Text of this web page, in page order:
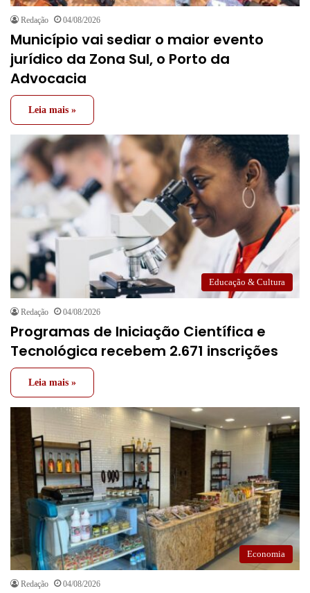
Redação 04/08/2026
Município vai sediar o maior evento
jurídico da Zona Sul, o Porto da
Advocacia
Leia mais »
Educação & Cultura
Redação 04/08/2026
Programas de Iniciação Científica e
Tecnológica recebem 2.671 inscrições
Leia mais »
Economia
Redação 04/08/2026